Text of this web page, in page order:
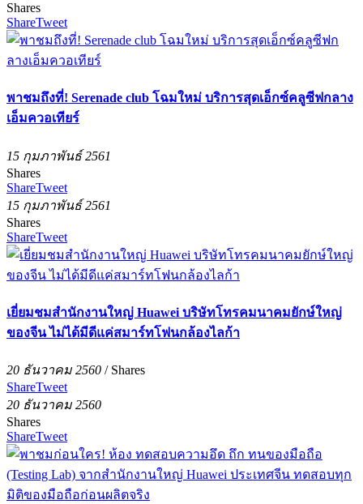
Shares
ShareTweet
พาชมถึงที่! Serenade club โฉมใหม่ บริการสุดเอ็กซ์คลูซีฟกลาง
เอ็มควอเทียร์
15 กุมภาพันธ์ 2561
Shares
ShareTweet
15 กุมภาพันธ์ 2561
Shares
ShareTweet
เยี่ยมชมสำนักงานใหญ่ Huawei บริษัทโทรคมนาคมยักษ์ใหญ่
ของจีน ไม่ได้มีดีแค่สมาร์ทโฟนกล้องไลก้า
20 ธันวาคม 2560 / Shares
ShareTweet
20 ธันวาคม 2560
Shares
ShareTweet